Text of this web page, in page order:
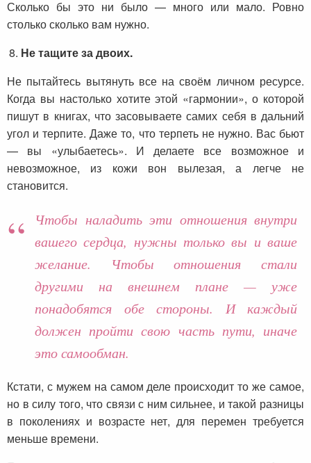
Сколько бы это ни было — много или мало. Ровно
столько сколько вам нужно.
Не тащите за двоих.
Не пытайтесь вытянуть все на своём личном ресурсе.
Когда вы настолько хотите этой «гармонии», о которой
пишут в книгах, что засовываете самих себя в дальний
угол и терпите. Даже то, что терпеть не нужно. Вас бьют
— вы «улыбаетесь». И делаете все возможное и
невозможное, из кожи вон вылезая, а легче не
становится.
Чтобы наладить эти отношения внутри
вашего сердца, нужны только вы и ваше
желание. Чтобы отношения стали
другими на внешнем плане — уже
понадобятся обе стороны. И каждый
должен пройти свою часть пути, иначе
это самообман.
Кстати, с мужем на самом деле происходит то же самое,
но в силу того, что связи с ним сильнее, и такой разницы
в поколениях и возрасте нет, для перемен требуется
меньше времени.